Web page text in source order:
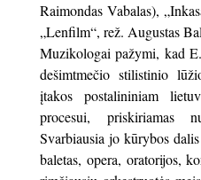
Raimondas Vabalas),
„Lenfilm“, rež. Augustas
Muzikologai pažymi, kad
dešimtmečio stilistinio
įtakos postalininiam
procesui, priskiriamas
Svarbiausia jo kūrybos
baletas, opera, oratorijos,